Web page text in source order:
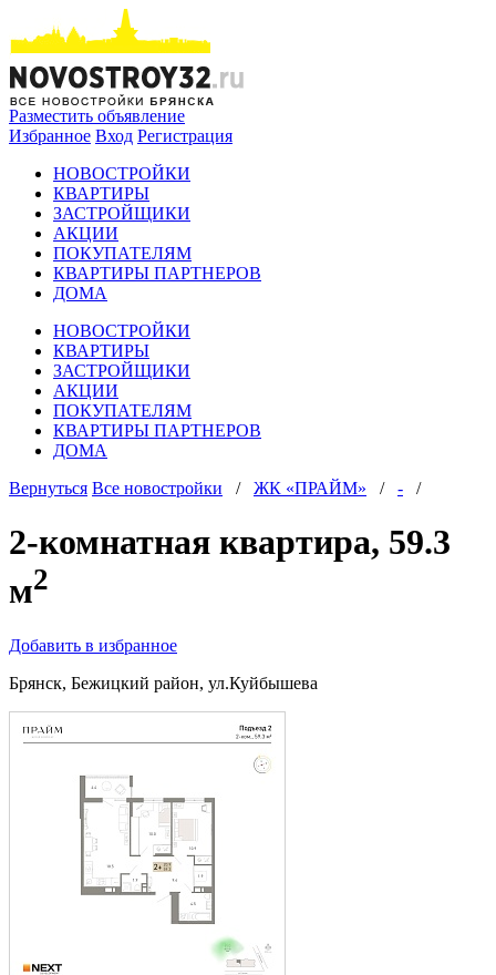
Разместить объявление
Избранное Вход Регистрация
НОВОСТРОЙКИ
КВАРТИРЫ
ЗАСТРОЙЩИКИ
АКЦИИ
ПОКУПАТЕЛЯМ
КВАРТИРЫ ПАРТНЕРОВ
ДОМА
НОВОСТРОЙКИ
КВАРТИРЫ
ЗАСТРОЙЩИКИ
АКЦИИ
ПОКУПАТЕЛЯМ
КВАРТИРЫ ПАРТНЕРОВ
ДОМА
Вернуться Все новостройки / ЖК «ПРАЙМ» / - /
2-комнатная квартира, 59.3
м2
Добавить в избранное
Брянск, Бежицкий район, ул.Куйбышева